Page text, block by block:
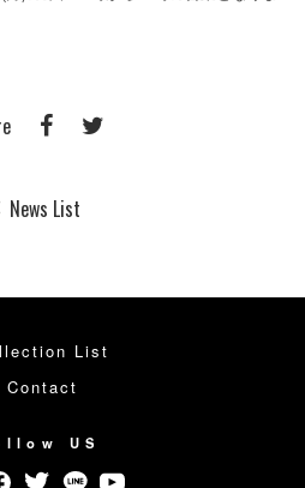
News List
List
Contact
US